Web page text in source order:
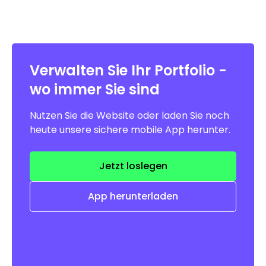
Verwalten Sie Ihr Portfolio -
wo immer Sie sind
Nutzen Sie die Website oder laden Sie noch
heute unsere sichere mobile App herunter.
Jetzt loslegen
App herunterladen